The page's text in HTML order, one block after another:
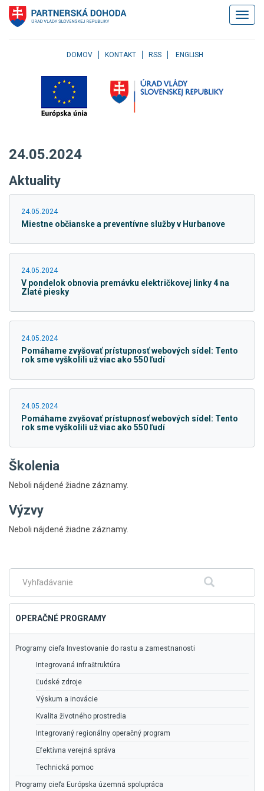
Klávesové
skratky
Skočiť
menu
na
Skočiť
pätičku
stránky
DOMOV KONTAKT RSS ENGLISH
24.05.2024
Aktuality
24.05.2024
Miestne občianske a preventívne služby v Hurbanove
24.05.2024
V pondelok obnovia premávku električkovej linky 4 na
Zlaté piesky
24.05.2024
Pomáhame zvyšovať prístupnosť webových sídel: Tento
rok sme vyškolili už viac ako 550 ľudí
24.05.2024
Pomáhame zvyšovať prístupnosť webových sídel: Tento
rok sme vyškolili už viac ako 550 ľudí
Školenia
Neboli nájdené žiadne záznamy.
Výzvy
Neboli nájdené žiadne záznamy.
menu
Fulltextové
Hľadať
OPERAČNÉ PROGRAMY
Programy cieľa Investovanie do rastu a zamestnanosti
Integrovaná infraštruktúra
Ľudské zdroje
Výskum a inovácie
Kvalita životného prostredia
Integrovaný regionálny operačný program
Efektívna verejná správa
Technická pomoc
Programy cieľa Európska územná spolupráca